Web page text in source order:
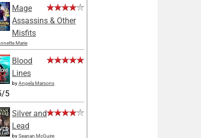
Mage
Assassins & Other
Misfits
Marie
Blood
Lines
byAngela Marsons
5
Silver and
Lead
bySeanan McGuire